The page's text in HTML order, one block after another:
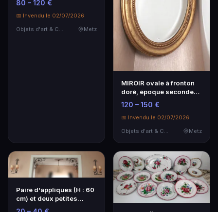
80 – 120 €
📅 Invendu le 02/07/2026
Objets d'art & Curiosités
Metz
MIROIR ovale à fronton
doré, époque seconde
moitié du XIXème…
120 – 150 €
📅 Invendu le 02/07/2026
Objets d'art & Curiosités
Metz
Paire d'appliques (H : 60
cm) et deux petites
consoles en fe…